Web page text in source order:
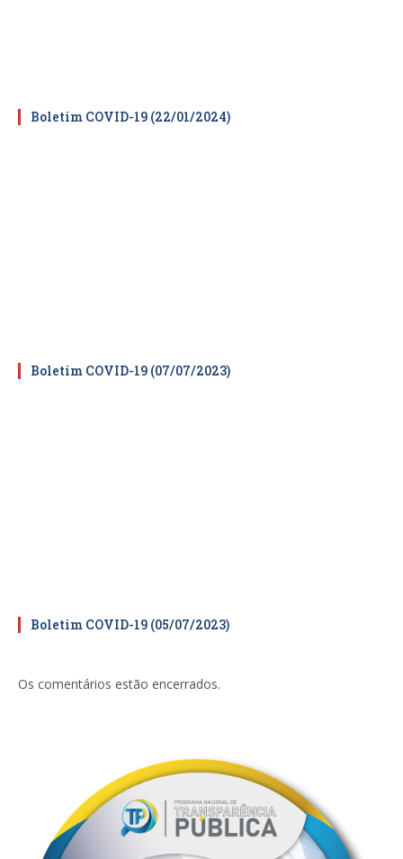
Boletim COVID-19 (22/01/2024)
Boletim COVID-19 (07/07/2023)
Boletim COVID-19 (05/07/2023)
Os comentários estão encerrados.